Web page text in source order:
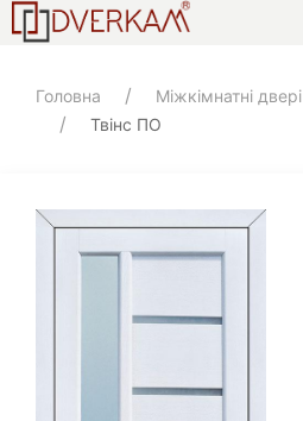
Головна Міжкімнатні двері
Твінс ПО